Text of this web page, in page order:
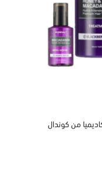
من كوندال